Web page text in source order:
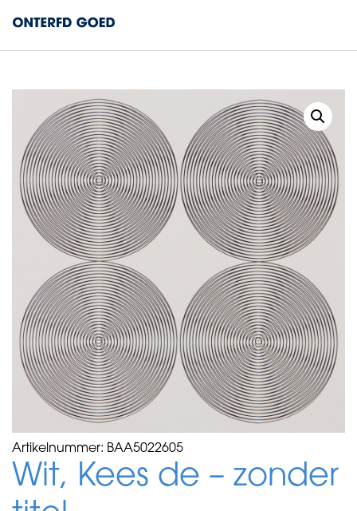
Artikelnummer: BAA5022605
Wit, Kees de – zonder